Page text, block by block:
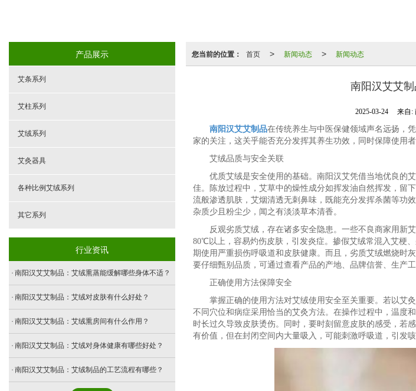
您当前的位置： 首页 > 新闻动态 > 新闻动态
南阳汉艾艾
2025-03-24 来自:
南阳汉艾艾制品在传统养生与中医保健领域声名远扬，
家的关注，这关乎能否充分发挥其养生功效，同时保障使用者
艾绒品质与安全关联
优质艾绒是安全使用的基础。南阳汉艾凭借当地优良的
佳。陈放过程中，艾草中的燥性成分如挥发油自然挥发，留
流般渗透肌肤，艾烟清透无刺鼻味，既能充分发挥杀菌等功
杂质少且粉尘少，闻之有淡淡草本清香。
反观劣质艾绒，存在诸多安全隐患。一些不良商家用新
80℃以上，容易灼伤皮肤，引发炎症。掺假艾绒常混入艾梗
期使用严重损伤呼吸道和皮肤健康。而且，劣质艾绒燃烧时
要仔细甄别品质，可通过查看产品的产地、品牌信誉、生产
正确使用方法保障安全
掌握正确的使用方法对艾绒使用安全至关重要。若以艾
不同穴位和病症采用恰当的艾灸方法。在操作过程中，温度
时长过久导致皮肤烫伤。同时，要时刻留意皮肤的感受，若
有价值，但在封闭空间内大量吸入，可能刺激呼吸道，引发
产品展示
艾条系列
艾柱系列
艾绒系列
艾灸器具
各种比例艾绒系列
其它系列
行业资讯
南阳汉艾艾制品：艾绒熏蒸能缓解哪些身体不适？
南阳汉艾艾制品：艾绒对皮肤有什么好处？
南阳汉艾艾制品：艾绒熏房间有什么作用？
南阳汉艾艾制品：艾绒对身体健康有哪些好处？
南阳汉艾艾制品：艾绒制品的工艺流程有哪些？